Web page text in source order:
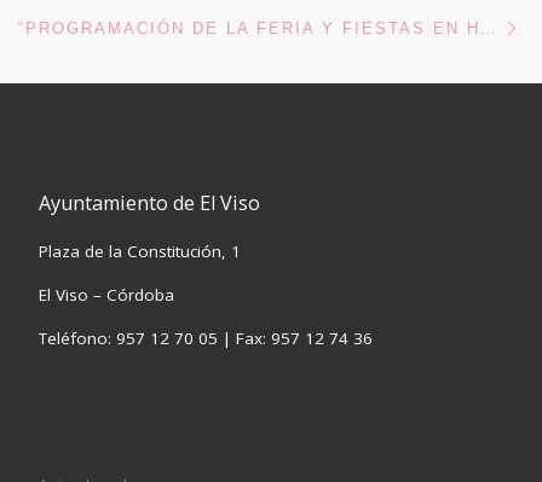
Ayuntamiento de El Viso
Plaza de la Constitución, 1
El Viso – Córdoba
Teléfono: 957 12 70 05 | Fax: 957 12 74 36